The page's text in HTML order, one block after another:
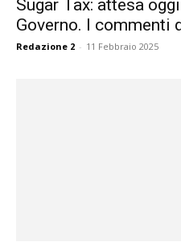
Sugar Tax: attesa
Governo. I commenti
Redazione 2 - 11 Febbraio 2025